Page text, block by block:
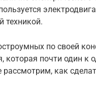
техникой.
по своей
почти один к
как